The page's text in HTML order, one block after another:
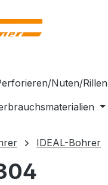
Nuten/Rillen
IDEAL-Bohrer